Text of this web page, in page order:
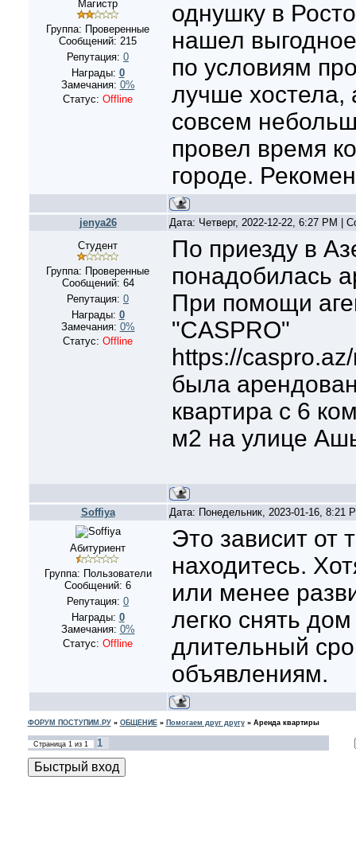
Магистр
Группа: Проверенные
Сообщений: 215
Репутация: 0
Награды: 0
Замечания: 0%
Статус: Offline
однушку в
нашел
по условиям
лучше хостела,
совсем
провел время
городе.
jenya26
Дата: Четверг, 2022-12-22, 6:27 PM |
Студент
Группа: Проверенные
Сообщений: 64
Репутация: 0
Награды: 0
Замечания: 0%
Статус: Offline
По приезду в
понадобилась
При помощи
"CASPRO"
https://
была
квартира с 6
м2 на улице
Soffiya Дата: Понедельник, 2023-01-16, 8:21
Абитуриент
Группа: Пользователи
Сообщений: 6
Репутация: 0
Награды: 0
Замечания: 0%
Статус: Offline
Это зависит от
находитесь.
или менее
легко снять
длительный
объявлениям.
ФОРУМ ПОСТУПИМ.РУ» ОБЩЕНИЕ» Помогаем друг другу» Аренда квартиры
Страница 1из 1 1